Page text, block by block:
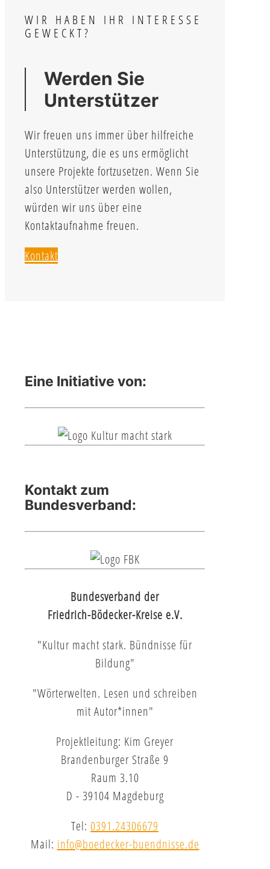
WIR HABEN IHR INTERESSE
GEWECKT?
Werden Sie
Unterstützer
Wir freuen uns immer über hilfreiche
Unterstützung, die es uns ermöglicht
unsere Projekte fortzusetzen. Wenn Sie
also Unterstützer werden wollen,
würden wir uns über eine
Kontaktaufnahme freuen.
Kontakt
Eine Initiative von:
Kontakt zum
Bundesverband:
Bundesverband der
Friedrich-Bödecker-Kreise e.V.
"Kultur macht stark. Bündnisse für
Bildung"
"Wörterwelten. Lesen und schreiben
mit Autor*innen"
Projektleitung: Kim Greyer
Brandenburger Straße 9
Raum 3.10
D - 39104 Magdeburg
Tel: 0391.24306679
Mail: info@boedecker-buendnisse.de